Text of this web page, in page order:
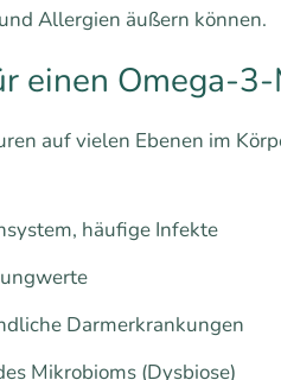
Allergien äußern können.
einen Omega-
auf vielen Ebenen im
häufige Infekte
Darmerkrankungen
Mikrobioms (Dysbiose)